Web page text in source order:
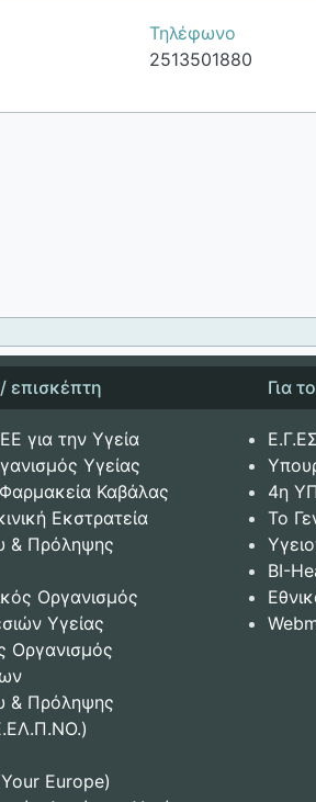
Τηλέφωνο
2513501880
επισκέπτη
για την Υγεία
Υγείας
Καβάλας
Εκστρατεία
& Πρόληψης
Οργανισμός
Υγείας
Οργανισμός
& Πρόληψης
Europe)
Για
4η
Το
BI-